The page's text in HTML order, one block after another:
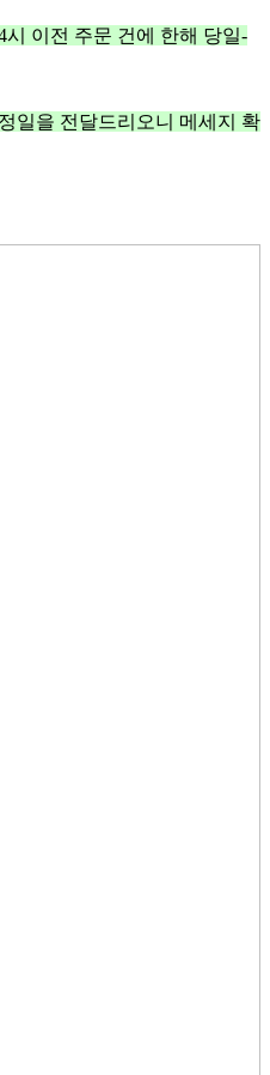
이전 주문 건에 한해 당일-
일을 전달드리오니 메세지 확